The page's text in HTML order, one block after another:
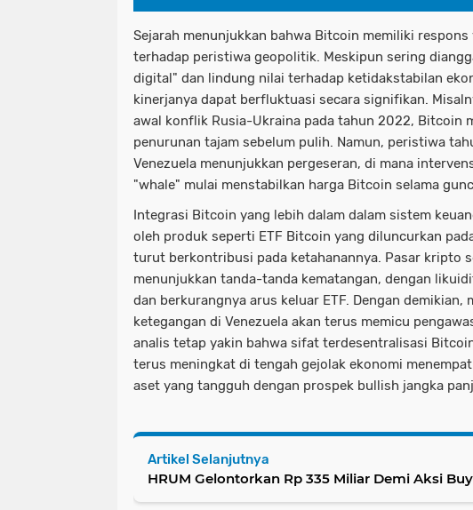
Sejarah menunjukkan bahwa Bitcoin memiliki respons
terhadap peristiwa geopolitik. Meskipun sering
digital" dan lindung nilai terhadap ketidakstabilan
kinerjanya dapat berfluktuasi secara signifikan.
awal konflik Rusia-Ukraina pada tahun 2022, Bitcoin
penurunan tajam sebelum pulih. Namun, peristiwa
Venezuela menunjukkan pergeseran, di mana
"whale" mulai menstabilkan harga Bitcoin selama
Integrasi Bitcoin yang lebih dalam dalam sistem
oleh produk seperti ETF Bitcoin yang diluncurkan
turut berkontribusi pada ketahanannya. Pasar kripto
menunjukkan tanda-tanda kematangan, dengan
dan berkurangnya arus keluar ETF. Dengan demikian,
ketegangan di Venezuela akan terus memicu
analis tetap yakin bahwa sifat terdesentralisasi
terus meningkat di tengah gejolak ekonomi
aset yang tangguh dengan prospek bullish jangka
Artikel Selanjutnya
HRUM Gelontorkan Rp 335 Miliar Demi Aksi